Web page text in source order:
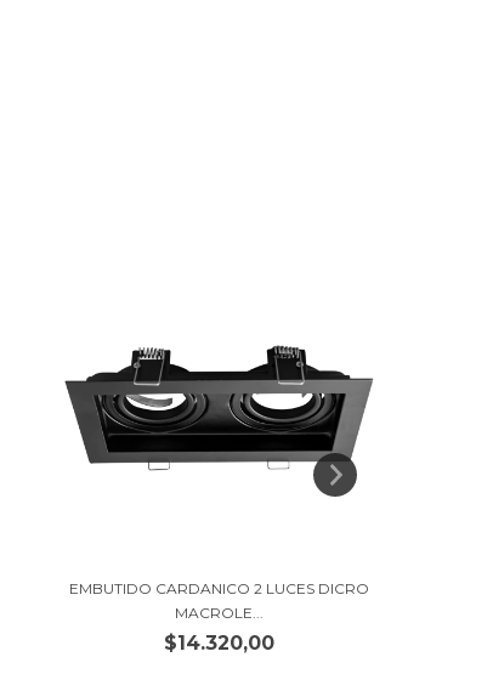
EMBUTIDO CARDANICO 2 LUCES DICRO
MACROLE...
$14.320,00